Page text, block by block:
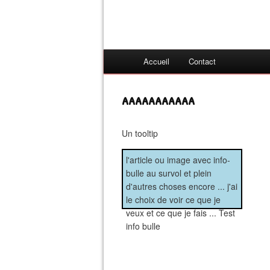
Accueil Contact
aaaaaaaaaaa
Un tooltip
l'article ou image avec info-
bulle au survol et plein
d'autres choses encore ... j'ai
le choix de voir ce que je
veux et ce que je fais ... Test
info bulle